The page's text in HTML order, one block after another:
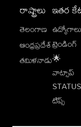
రాష్ట్రాలు
తెలంగాణ
ఆంధ్రప్రదేశ్
తమిళనాడు
ఇతర
ఉద్యోగాలు
ట్రెండింగ్
🌟
వాట్సాప్
STATUS
టిప్స్